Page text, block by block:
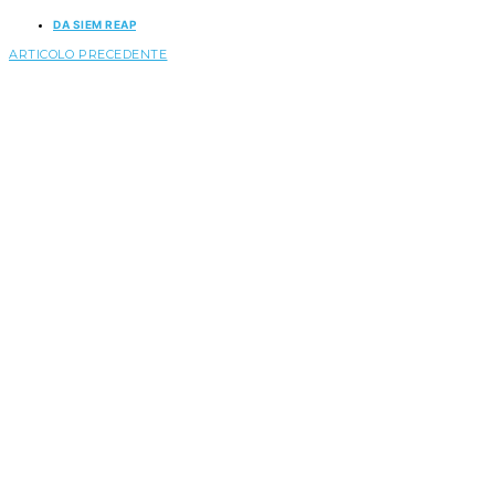
DA SIEM REAP
ARTICOLO PRECEDENTE